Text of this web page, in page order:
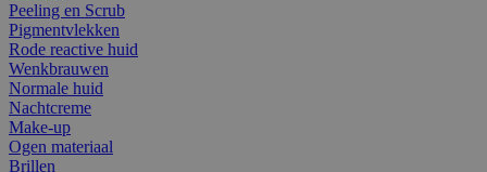
Peeling en Scrub
Pigmentvlekken
Rode reactive huid
Wenkbrauwen
Normale huid
Nachtcreme
Make-up
Ogen materiaal
Brillen